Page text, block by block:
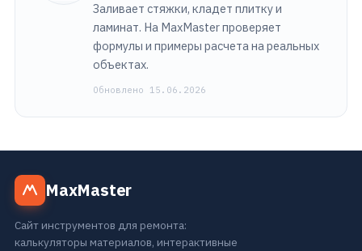
Заливает стяжки, кладет плитку и
ламинат. На MaxMaster проверяет
формулы и примеры расчета на реальных
объектах.
Обновлено 15.06.2026
MaxMaster
Сайт инструментов для ремонта:
калькуляторы материалов, интерактивные